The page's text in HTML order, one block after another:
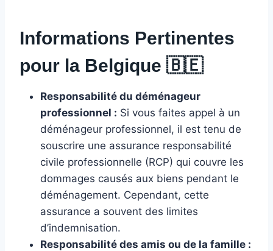
Informations Pertinentes
pour la Belgique 🇧🇪
Responsabilité du déménageur
professionnel : Si vous faites appel à un
déménageur professionnel, il est tenu de
souscrire une assurance responsabilité
civile professionnelle (RCP) qui couvre les
dommages causés aux biens pendant le
déménagement. Cependant, cette
assurance a souvent des limites
d’indemnisation.
Responsabilité des amis ou de la famille :